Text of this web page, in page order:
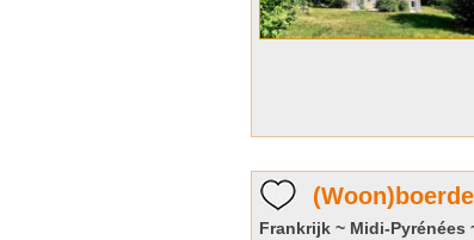
Frankrijk ~ Midi-Pyrénées